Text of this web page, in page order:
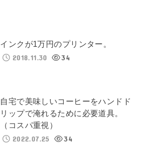
インクが1万円のプリンター。
2018.11.30
34
自宅で美味しいコーヒーをハンドド
リップで淹れるために必要道具。
（コスパ重視）
2022.07.25
34